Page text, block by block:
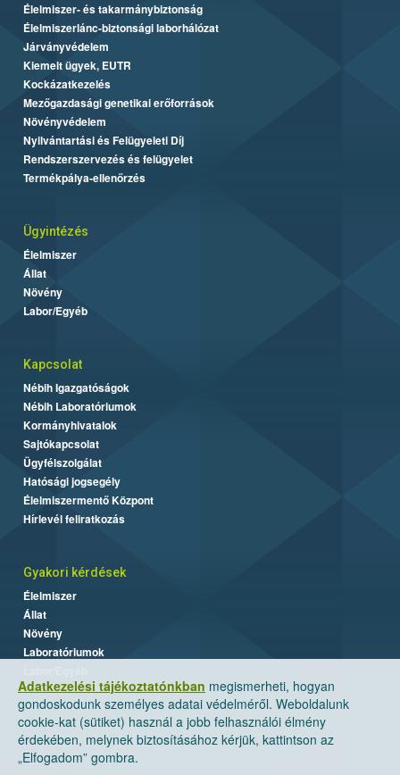
Adatkezelési tájékoztatónkban megismerheti, hogyan
gondoskodunk személyes adatai védelméről. Weboldalunk
cookie-kat (sütiket) használ a jobb felhasználói élmény
érdekében, melynek biztosításához kérjük, kattintson az
„Elfogadom” gombra.
Élelmiszer- és takarmánybiztonság
Élelmiszerlánc-biztonsági laborhálózat
Járványvédelem
Kiemelt ügyek, EUTR
Kockázatkezelés
Mezőgazdasági genetikai erőforrások
Növényvédelem
Nyilvántartási és Felügyeleti Díj
Rendszerszervezés és felügyelet
Termékpálya-ellenőrzés
Ügyintézés
Élelmiszer
Állat
Növény
Labor/Egyéb
Kapcsolat
Nébih Igazgatóságok
Nébih Laboratóriumok
Kormányhivatalok
Sajtókapcsolat
Ügyfélszolgálat
Hatósági jogsegély
Élelmiszermentő Központ
Hírlevél feliratkozás
Gyakori kérdések
Élelmiszer
Állat
Növény
Laboratóriumok